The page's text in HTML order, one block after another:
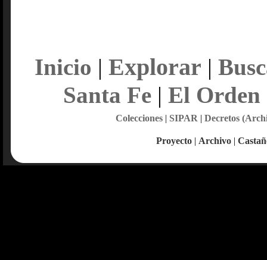
Inicio | Explorar |
Santa Fe| El Orden
Colecciones| SIPAR | Decretos
Proyecto | Archivo |